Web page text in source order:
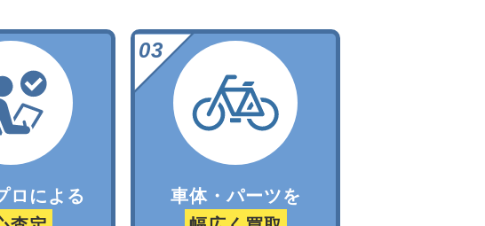
ロによる
車体・パーツを